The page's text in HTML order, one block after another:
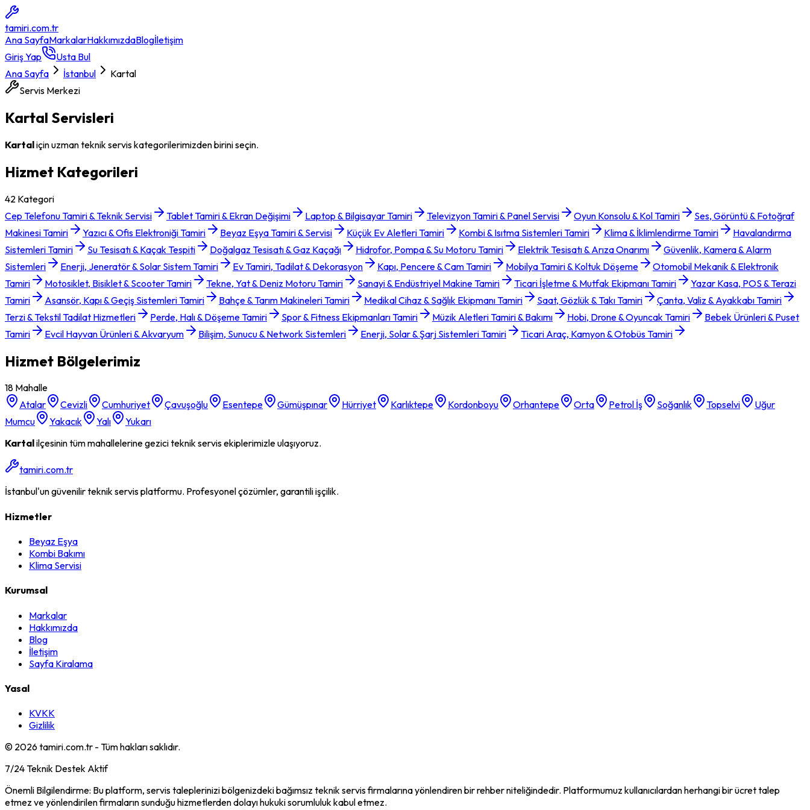
tamiri.com.tr
Ana SayfaMarkalarHakkımızdaBlogİletişim
Giriş Yap
Usta Bul
Ana Sayfa
İstanbul
Kartal
Servis Merkezi
Kartal Servisleri
Kartaliçin uzman teknik servis kategorilerimizden birini seçin.
Hizmet Kategorileri
42 Kategori
Cep Telefonu Tamiri & Teknik Servisi
Tablet Tamiri & Ekran Değişimi Laptop & Bilgisayar Tamiri Televizyon Tamiri & Panel Servisi Oyun Konsolu & Kol Tamiri
Ses, Görüntü & Fotoğraf
Makinesi Tamiri
Yazıcı & Ofis Elektroniği Tamiri Beyaz Eşya Tamiri & Servisi Küçük Ev Aletleri Tamiri Kombi & Isıtma Sistemleri Tamiri Klima & İklimlendirme Tamiri
Havalandırma
Sistemleri Tamiri
Su Tesisatı & Kaçak Tespiti Doğalgaz Tesisatı & Gaz Kaçağı Hidrofor, Pompa & Su Motoru Tamiri Elektrik Tesisatı & Arıza Onarımı
Güvenlik, Kamera & Alarm
Sistemleri
Enerji, Jeneratör & Solar Sistem Tamiri Ev Tamiri, Tadilat & Dekorasyon Kapı, Pencere & Cam Tamiri Mobilya Tamiri & Koltuk Döşeme
Otomobil Mekanik & Elektronik
Tamiri
Motosiklet, Bisiklet & Scooter Tamiri Tekne, Yat & Deniz Motoru Tamiri Sanayi & Endüstriyel Makine Tamiri Ticari İşletme & Mutfak Ekipmanı Tamiri
Yazar Kasa, POS & Terazi
Tamiri
Asansör, Kapı & Geçiş Sistemleri Tamiri Bahçe & Tarım Makineleri Tamiri Medikal Cihaz & Sağlık Ekipmanı Tamiri Saat, Gözlük & Takı Tamiri
Çanta, Valiz & Ayakkabı Tamiri
Terzi & Tekstil Tadilat Hizmetleri
Perde, Halı & Döşeme Tamiri Spor & Fitness Ekipmanları Tamiri Müzik Aletleri Tamiri & Bakımı Hobi, Drone & Oyuncak Tamiri
Bebek Ürünleri & Puset
Tamiri
Evcil Hayvan Ürünleri & Akvaryum Bilişim, Sunucu & Network Sistemleri Enerji, Solar & Şarj Sistemleri Tamiri Ticari Araç, Kamyon & Otobüs Tamiri
Hizmet Bölgelerimiz
18 Mahalle
Atalar
Cevizli Cumhuriyet Çavuşoğlu Esentepe Gümüşpınar Hürriyet Karlıktepe Kordonboyu Orhantepe Orta Petrol İş Soğanlık Topselvi
Uğur
Mumcu
Yakacık Yalı
Yukarı
Kartalilçesinin tüm mahallelerine gezici teknik servis ekiplerimizle ulaşıyoruz.
tamiri.com.tr
İstanbul'un güvenilir teknik servis platformu. Profesyonel çözümler, garantili işçilik.
Hizmetler
Beyaz Eşya
Kombi Bakımı
Klima Servisi
Kurumsal
Markalar
Hakkımızda
Blog
İletişim
Sayfa Kiralama
Yasal
KVKK
Gizlilik
© 2026tamiri.com.tr - Tüm hakları saklıdır.
7/24 Teknik Destek Aktif
Önemli Bilgilendirme: Bu platform, servis taleplerinizi bölgenizdeki bağımsız teknik servis firmalarına yönlendiren bir rehber niteliğindedir. Platformumuz kullanıcılardan herhangi bir ücret talep
etmez ve yönlendirilen firmaların sunduğu hizmetlerden dolayı hukuki sorumluluk kabul etmez.